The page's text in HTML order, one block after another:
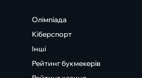
Олімпіада
Кіберспорт
Інші
Рейтинг букмекерів